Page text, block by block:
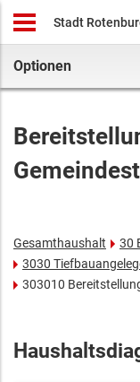
Stadt
Optionen
Gesamthaushalt
30
3030
303010